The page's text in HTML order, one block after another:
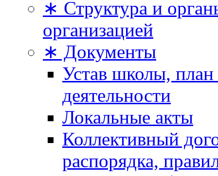
∗ Структура и
организацией
∗ Документы
Устав школы,
деятельности
Локальные акты
Коллективный
распорядка,